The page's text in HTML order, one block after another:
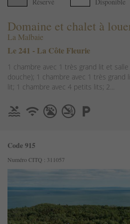
Domaine et chalet à
La Malbaie
Le 241 - La Côte Fleurie
1 chambre avec 1 très grand lit et
douche); 1 chambre avec 1 très grand
lit; 1 chambre avec 4 petits lits; 2...
Code 915
Numéro CITQ : 311057